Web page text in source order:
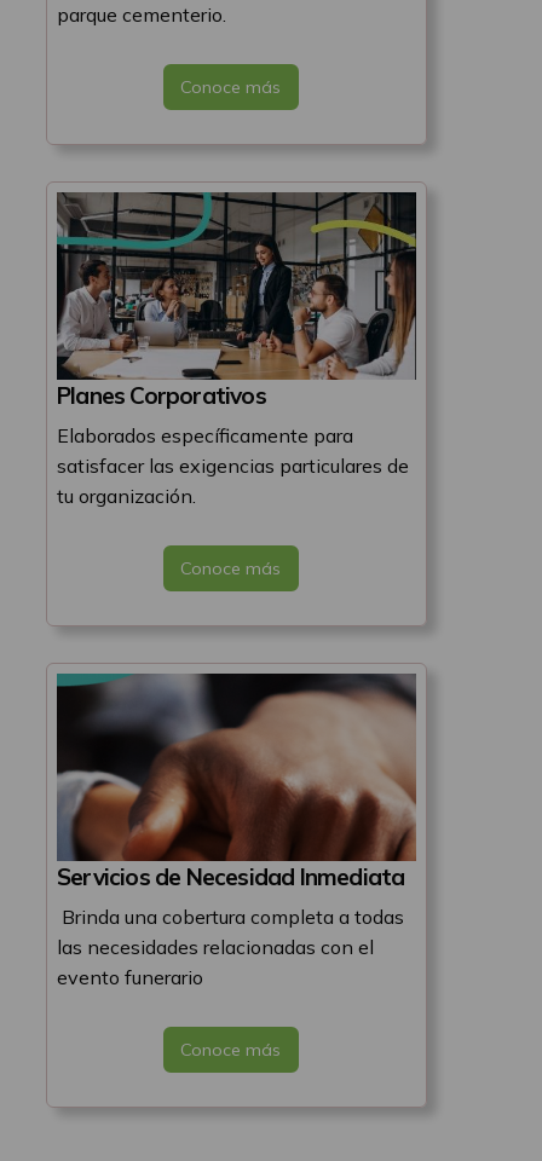
parque cementerio.
Conoce más
Planes Corporativos
Elaborados específicamente para
satisfacer las exigencias particulares de
tu organización.
Conoce más
Servicios de Necesidad Inmediata
Brinda una cobertura completa a todas
las necesidades relacionadas con el
evento funerario
Conoce más